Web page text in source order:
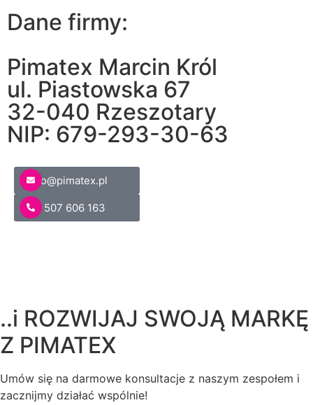
Dane firmy:
Pimatex Marcin Król
ul. Piastowska 67
32-040 Rzeszotary
NIP: 679-293-30-63
biuro@pimatex.pl
+48 507 606 163
..i ROZWIJAJ SWOJĄ MARKĘ
Z PIMATEX
Umów się na darmowe konsultacje z naszym zespołem i
zacznijmy działać wspólnie!